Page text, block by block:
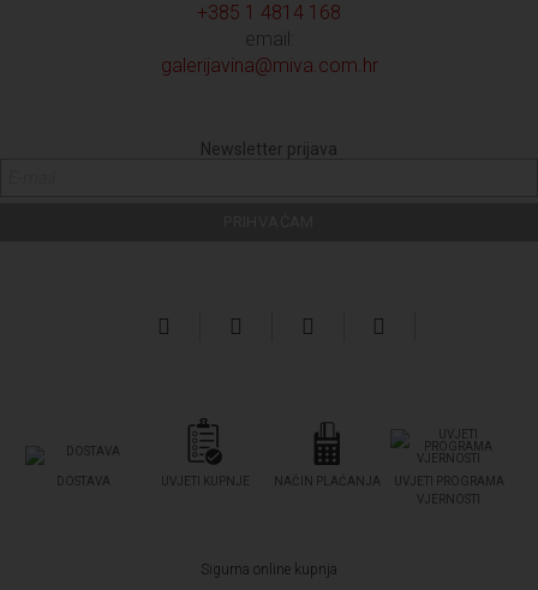
+385 1 4814 168
email:
galerijavina@miva.com.hr
Newsletter prijava
DOSTAVA UVJETI KUPNJE NAČIN PLAĆANJA
UVJETI PROGRAMA
VJERNOSTI
Sigurna online kupnja